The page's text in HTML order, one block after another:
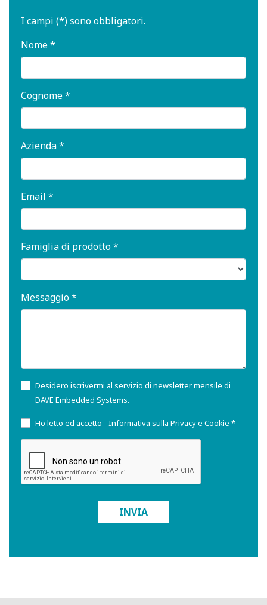
I campi (*) sono obbligatori.
Nome *
Cognome *
Azienda *
Email *
Famiglia di prodotto *
Messaggio *
Desidero iscrivermi al servizio di newsletter mensile di
DAVE Embedded Systems.
Ho letto ed accetto - Informativa sulla Privacy e Cookie *
INVIA